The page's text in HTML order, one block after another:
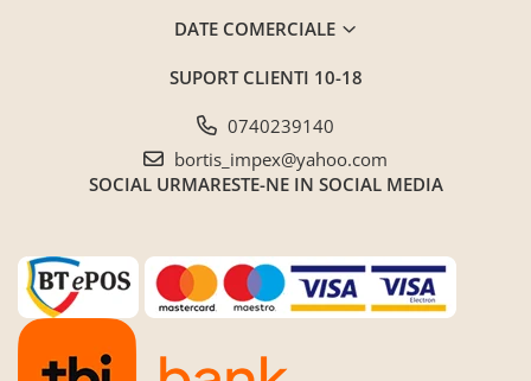
DATE COMERCIALE
SUPORT CLIENTI 10-18
0740239140
bortis_impex@yahoo.com
SOCIAL URMARESTE-NE IN SOCIAL MEDIA